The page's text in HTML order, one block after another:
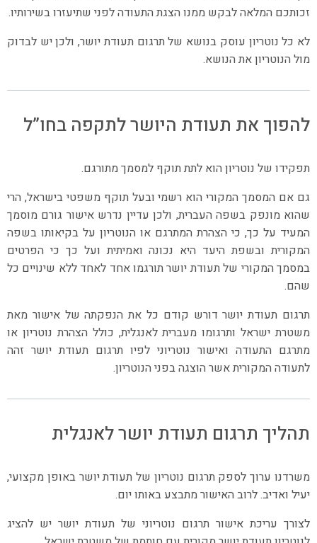
זכותכם המלאה לבקש ממנו הצגת התעודה לפני שתיעזרו בשירותיו.
לא כל נוטריון עוסק בנושא של תרגום תעודת יושר, ולכן יש לבדוק
מול הנוטריון את הנושא.
להפוך את תעודת היושר לתקפה בחו”ל
תפקידו של נוטריון הוא לתת תוקף למסמך מתורגם.
גם אם המסמך המקורי הוא רשמי ובעל תוקף משפטי בישראל, הרי
שהוא מונפק בשפה העברית, ולכן עדיין נדרש אישור גורם מוסמך
המעיד על כך, כי הצהרת המתרגם או הנוטריון על בקיאותו בשפה
המקורית ובשפת היעד היא נכונה ואמיתית ועל כך כי הפרטים
במסמך המקורי של תעודת יושר תורגמו אחד לאחד ללא שינויים כל
שהם.
תרגום תעודת יושר דורש קודם כל את הנפקתה של אישור מאת
משטרת ישראל ותרגומו מעברית לאנגלית, כולל הצהרת נוטריון או
מתרגם התעודה ואישור נוטריוני לפיו תרגום תעודת יושר זהה
לתעודה המקורית אשר הוצגה בפני הנוטריון.
תהליך תרגום תעודת יושר לאנגלית
משרדנו ערוך לספק תרגום נוטריון של תעודת יושר באופן מקצועי,
יעיל ואדיב. לרוב האישור מתבצע באותו יום.
לצורך עריכת אישור תרגום נוטריוני של תעודת יושר יש להציג